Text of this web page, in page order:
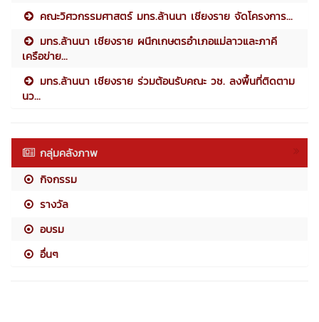
คณะวิศวกรรมศาสตร์ มทร.ล้านนา เชียงราย จัดโครงการ...
มทร.ล้านนา เชียงราย ผนึกเกษตรอำเภอแม่ลาวและภาคี
เครือข่าย...
มทร.ล้านนา เชียงราย ร่วมต้อนรับคณะ วช. ลงพื้นที่ติดตาม
นว...
กลุ่มคลังภาพ
กิจกรรม
รางวัล
อบรม
อื่นๆ